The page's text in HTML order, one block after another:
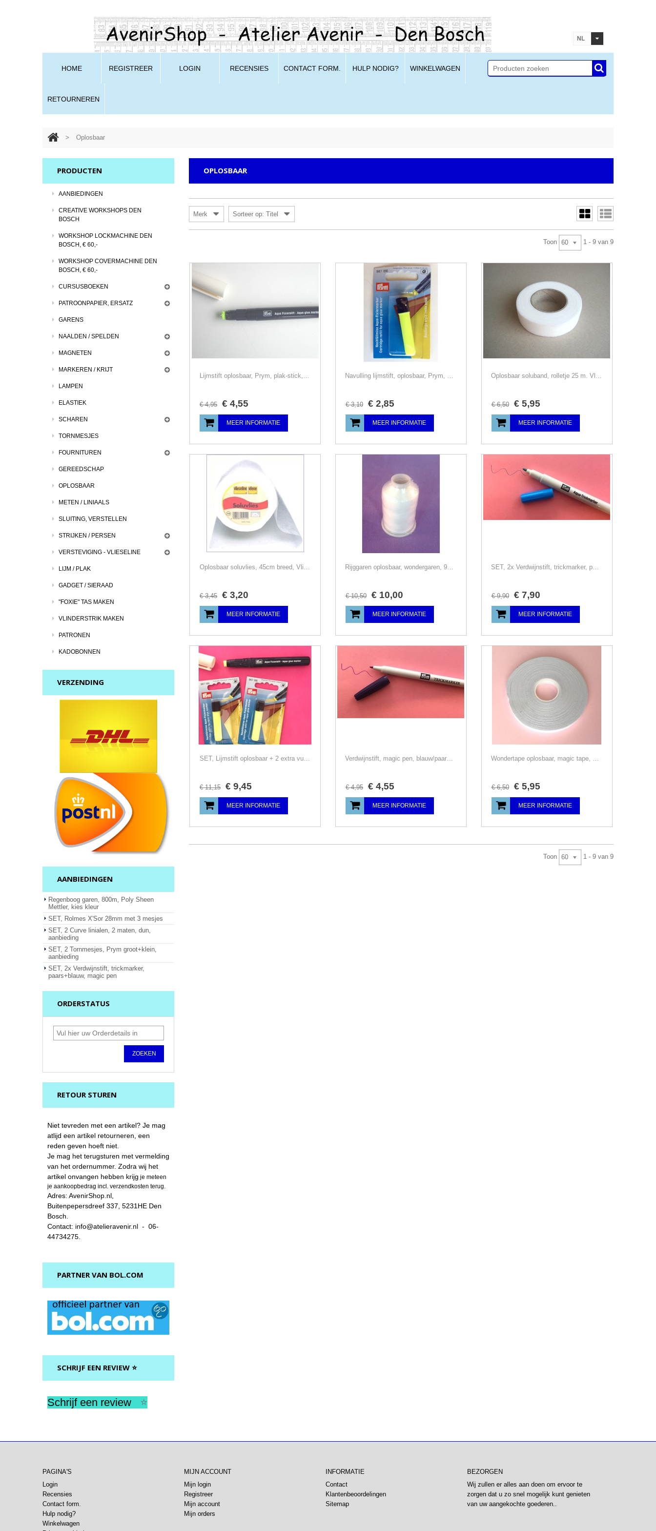
NL
HOME REGISTREER LOGIN RECENSIES CONTACT FORM. HULP NODIG? WINKELWAGEN
RETOURNEREN
> Oplosbaar
OPLOSBAAR
Merk Sorteer op: Titel
Toon 60 1 - 9 van 9
Lijmstift oplosbaar, Prym, plak-stick, wonderlijm
€ 4,95 € 4,55
MEER INFORMATIE
Navulling lijmstift, oplosbaar, Prym, 1x vulling stick, wonderlijm
€ 3,10 € 2,85
MEER INFORMATIE
Oplosbaar soluband, rolletje 25 m. Vlieseline Soluvlies
€ 6,50 € 5,95
MEER INFORMATIE
Oplosbaar soluvlies, 45cm breed, Vlieseline, per meter
€ 3,45 € 3,20
MEER INFORMATIE
Rijggaren oplosbaar, wondergaren, 914 m.
€ 10,50 € 10,00
MEER INFORMATIE
SET, 2x Verdwijnstift, trickmarker, paars+blauw, magic pen
€ 9,90 € 7,90
MEER INFORMATIE
SET, Lijmstift oplosbaar + 2 extra vullingen, Prym lijm-stick, wonderlijm
€ 11,15 € 9,45
MEER INFORMATIE
Verdwijnstift, magic pen, blauw/paars, trickmarker, Prym
€ 4,95 € 4,55
MEER INFORMATIE
Wondertape oplosbaar, magic tape, 20 m, dubbelzijdige plakband
€ 6,50 € 5,95
MEER INFORMATIE
Toon 60 1 - 9 van 9
PRODUCTEN
AANBIEDINGEN
CREATIVE WORKSHOPS DEN
BOSCH
WORKSHOP LOCKMACHINE DEN
BOSCH, € 60,-
WORKSHOP COVERMACHINE DEN
BOSCH, € 60,-
CURSUSBOEKEN
PATROONPAPIER, ERSATZ
GARENS
NAALDEN / SPELDEN
MAGNETEN
MARKEREN / KRIJT
LAMPEN
ELASTIEK
SCHAREN
TORNMESJES
FOURNITUREN
GEREEDSCHAP
OPLOSBAAR
METEN / LINIAALS
SLUITING, VERSTELLEN
STRIJKEN / PERSEN
VERSTEVIGING - VLIESELINE
LIJM / PLAK
GADGET / SIERAAD
"FOXIE" TAS MAKEN
VLINDERSTRIK MAKEN
PATRONEN
KADOBONNEN
VERZENDING
AANBIEDINGEN
Regenboog garen, 800m, Poly Sheen
Mettler, kies kleur
SET, Rolmes X'Sor 28mm met 3 mesjes
SET, 2 Curve linialen, 2 maten, dun,
aanbieding
SET, 2 Tornmesjes, Prym groot+klein,
aanbieding
SET, 2x Verdwijnstift, trickmarker,
paars+blauw, magic pen
ORDERSTATUS
ZOEKEN
RETOUR STUREN
Niet tevreden met een artikel? Je mag
atlijd een artikel retourneren, een
reden geven hoeft niet.
Je mag het terugsturen met vermelding
van het ordernummer. Zodra wij het
artikel onvangen hebben krijg je meteen
je aankoopbedrag incl. verzendkosten terug.
Adres: AvenirShop.nl,
Buitenpepersdreef 337, 5231HE Den
Bosch.
Contact: info@atelieravenir.nl - 06-
44734275.
PARTNER VAN BOL.COM
SCHRIJF EEN REVIEW ⭐
Schrijf een review ⭐
PAGINA'S
Login
Recensies
Contact form.
Hulp nodig?
Winkelwagen
MIJN ACCOUNT
Mijn login
Registreer
Mijn account
Mijn orders
INFORMATIE
Contact
Klantenbeoordelingen
Sitemap
BEZORGEN
Wij zullen er alles aan doen om ervoor te
zorgen dat u zo snel mogelijk kunt genieten
van uw aangekochte goederen..